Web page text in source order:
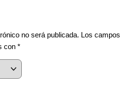
no será publicada. Los campos
con *